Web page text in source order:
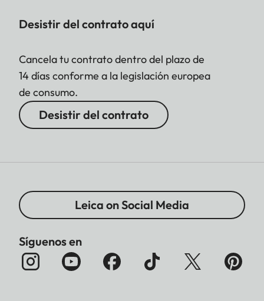
Desistir del contrato aquí
Cancela tu contrato dentro del plazo de
14 días conforme a la legislación europea
de consumo.
Desistir del contrato
Leica on Social Media
Síguenos en